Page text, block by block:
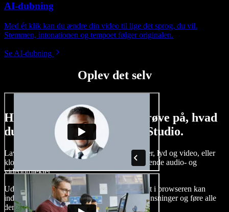
AI-dubning
Med ét klik kan du ændre din video til lige det sprog, du vil.
Stemmen, intonationen og tempoet følger originalen.
Se AI-dubning
Oplev det selv
Her er bare en lille smagsprøve på, hvad
du kan lave med Speechify Studio.
Lav voice-overs, tilføj royaltyfrie stockbilleder, lyd og video, eller
klon din stemme og skab komplette, imponerende audio- og
videoprojekter.
Uden indlæringskurve og med alt tilgængeligt i browseren kan
indholdsskabere slippe for traditionelle begrænsninger og føre alle
deres kreative idéer ud i livet.